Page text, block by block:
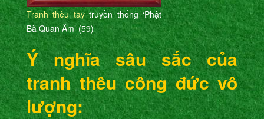
Tranh thêu taytruyền thống ‘Phật
Bà Quan Âm’ (59)
Ý nghĩa sâu sắc của
tranh thêu công đức vô
lượng: